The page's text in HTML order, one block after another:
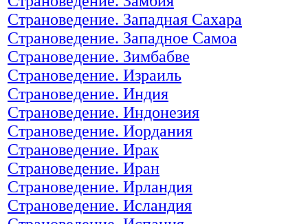
Страноведение. Западная Сахара
Страноведение. Западное Самоа
Страноведение. Зимбабве
Страноведение. Израиль
Страноведение. Индия
Страноведение. Индонезия
Страноведение. Иордания
Страноведение. Ирак
Страноведение. Иран
Страноведение. Ирландия
Страноведение. Исландия